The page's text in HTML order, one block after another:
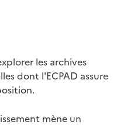
les archives
dont l'ECPAD assure
mène un